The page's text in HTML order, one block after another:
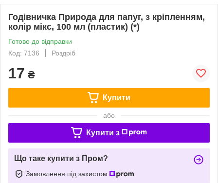
Годівничка Природа для папуг, з кріпленням,
колір мікс, 100 мл (пластик) (*)
Готово до відправки
Код: 7136
Роздріб
17 ₴
Купити
або
Купити з
Що таке купити з Пром?
Замовлення під захистом